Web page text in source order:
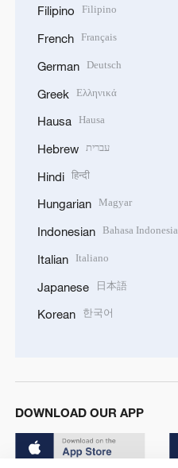
Filipino Filipino
French Français
German Deutsch
Greek Ελληνικά
Hausa Hausa
Hebrew עברית
Hindi हिन्दी
Hungarian Magyar
Indonesian Bahasa Indonesia
Italian Italiano
Japanese 日本語
Korean 한국어
DOWNLOAD OUR APP